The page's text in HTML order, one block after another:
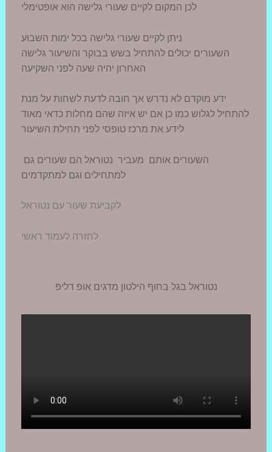
לכן המקום לקיים שעורי גלישה הוא אופטימלי
ניתן לקיים שעורי גלישה בכל ימות השבוע
השעורים יכולים להתחיל בשש בבוקר והשיעור גלישה
האחרון יהיה שעה לפני השקיעה
ידע מוקדם לא נדרש אך חובה לדעת לשחות על מנת
להתחיל לגלוש כמו כן אם יש איזה שהם מחלות כדאי מאוד
לידע את מרכז טופסי לפני תחילת השיעור
למתחילים וגם למתקדמים
לקביעת שעור עם נטוראל
לחזרה לעמוד ראשי
נטוראל בגל בחוף הילטון מדגים אופ דליפ